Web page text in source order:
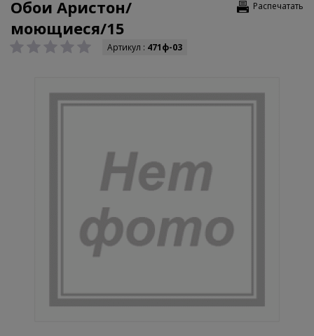
Распечатать
Обои Аристон/
моющиеся/15
Артикул : 471ф-03